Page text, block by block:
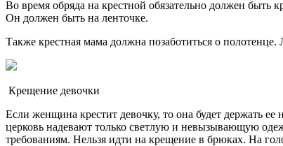
Во время обряда на крестной обязательно должен быть
Он должен быть на ленточке.
Также крестная мама должна позаботиться о
Крещение девочки
Если женщина крестит девочку, то она будет держать
церковь надевают только светлую и невызывающую
требованиям. Нельзя идти на крещение в брюках. На